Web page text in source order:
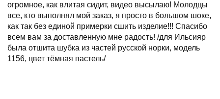
огромное, как влитая сидит, видео высылаю! Молодцы
все, кто выполнял мой заказ, я просто в большом шоке,
как так без единой примерки сшить изделие!!! Спасибо
всем вам за доставленную мне радость! /для Ильсияр
была отшита шубка из частей русской норки, модель
1156, цвет тёмная пастель/